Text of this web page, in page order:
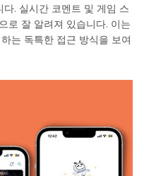
. 실시간 코멘트 및 게임 스
로 잘 알려져 있습니다. 이는
는 독특한 접근 방식을 보여